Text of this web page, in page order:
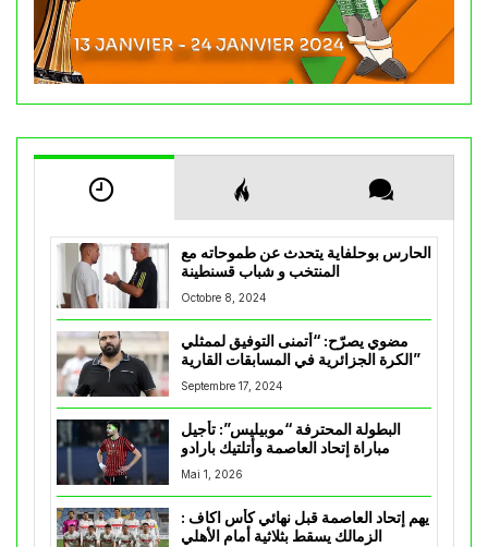
الحارس بوحلفاية يتحدث عن طموحاته مع
المنتخب و شباب قسنطينة
Octobre 8, 2024
مضوي يصرّح: “أتمنى التوفيق لممثلي
الكرة الجزائرية في المسابقات القارية”
Septembre 17, 2024
البطولة المحترفة “موبيليس”: تأجيل
مباراة إتحاد العاصمة وأتلتيك بارادو
Mai 1, 2026
يهم إتحاد العاصمة قبل نهائي كأس اكاف :